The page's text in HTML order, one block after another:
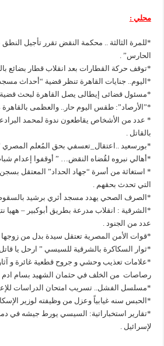
محلي :
*للمرة الثالثة .. محكمة النقض تقرر تأجيل
الحارس” .
*توقف حركة القطارات بعد انقلاب قطار بضائع
*اليوم.. جنايات القاهرة تنظر قضية “أحداث
*مسئول قضائى إيطالى يصل القاهرة لبحث قضية
*”الأرصاد”: طقس اليوم حار.. والعظمى بالقاهرة 34 درجة .
* عدد من الأشخاص يقاطعون ندوة لمحمد
بالقاتل .
*بورسعيد ..اعتقال_تعسفي بحق المُعلم المصري
*أهالي نبروه لقُضاه النقض… ” أوقفوا إعدام
* استغاثة من أسرة “جهاد الحداد” المعتقل
التي تحدث بحقهم .
*الصرف الصحي يهدد مسجد أثري برشيد
*الشرقية : انقلاب مدرعة بطريق أبوكبير – ههيا
عدد من الجنود .
*قوات الأمن المصرية تعتقل سيدة بدل من زوجها
*ثوار السكاكرة بالشرقية للسيسي ” ارحل يا
رصاصات من الخلف في حثمان الشهيد بسام ادم
*مسلسل الفشل.. تسريب امتحان الدراسات
*الحبس سنه غيابياً وعزل من وظيفته لوزير
*تقارير استخباراتية: السيسي يورط جيشه في
لإسرائيل .